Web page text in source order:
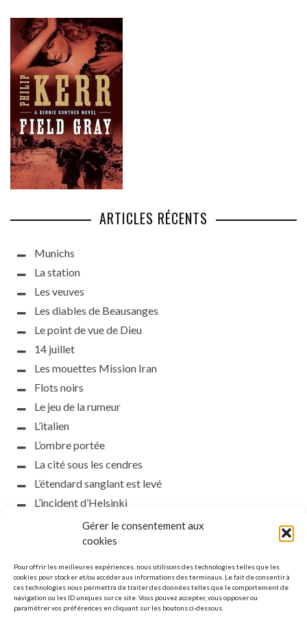
Gérer le consentement aux
cookies
Pour offrir les meilleures expériences, nous utilisons des technologies telles que les
cookies pour stocker et/ou accéder aux informations des terminaux. Le fait de consentir à
ces technologies nous permettra de traiter des données telles que le comportement de
navigation ou les ID uniques sur ce site. Vous pouvez accepter, vous opposer ou
paramétrer vos préférences en cliquant sur les boutons ci-dessous.
ARTICLES RÉCENTS
Munichs
La station
Les veuves
Les diables de Beausanges
Le point de vue de Dieu
14 juillet
Les mouettes Mission Iran
Flots noirs
Le jeu de la rumeur
L’italien
L’ombre portée
La cité sous les cendres
L’étendard sanglant est levé
L’incident d’Helsinki
la petite fasciste
Toutes les nuances de la nuit
Que s’obscurcissent le soleil et la lumière
Le silence